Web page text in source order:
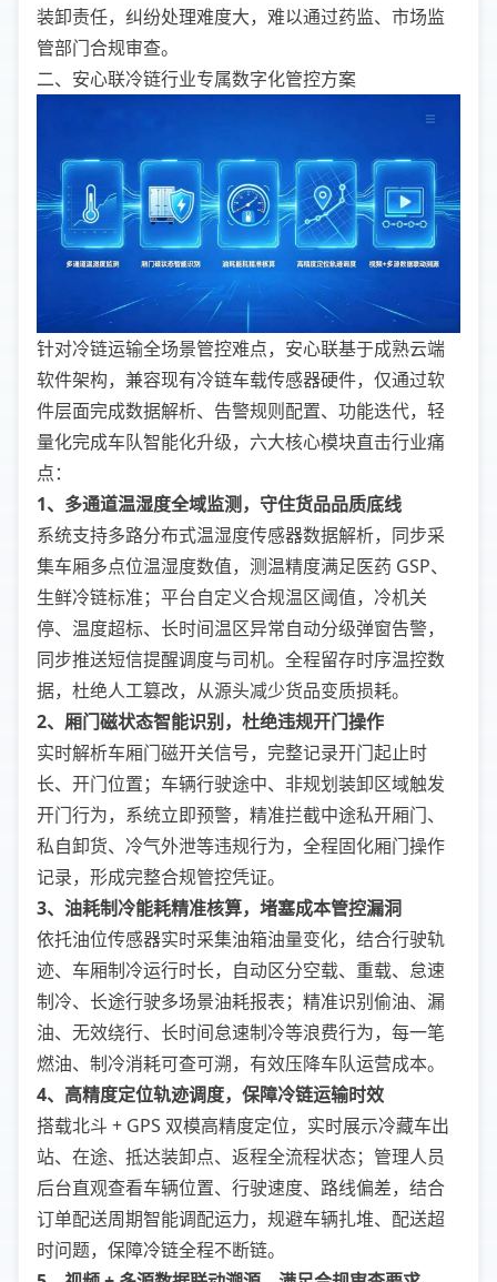
装卸责任，纠纷处理难度大，难以通过药监、市场监
管部门合规审查。
二、安心联冷链行业专属数字化管控方案
针对冷链运输全场景管控难点，安心联基于成熟云端
软件架构，兼容现有冷链车载传感器硬件，仅通过软
件层面完成数据解析、告警规则配置、功能迭代，轻
量化完成车队智能化升级，六大核心模块直击行业痛
点：
1、多通道温湿度全域监测，守住货品品质底线
系统支持多路分布式温湿度传感器数据解析，同步采
集车厢多点位温湿度数值，测温精度满足医药 GSP、
生鲜冷链标准；平台自定义合规温区阈值，冷机关
停、温度超标、长时间温区异常自动分级弹窗告警，
同步推送短信提醒调度与司机。全程留存时序温控数
据，杜绝人工篡改，从源头减少货品变质损耗。
2、厢门磁状态智能识别，杜绝违规开门操作
实时解析车厢门磁开关信号，完整记录开门起止时
长、开门位置；车辆行驶途中、非规划装卸区域触发
开门行为，系统立即预警，精准拦截中途私开厢门、
私自卸货、冷气外泄等违规行为，全程固化厢门操作
记录，形成完整合规管控凭证。
3、油耗制冷能耗精准核算，堵塞成本管控漏洞
依托油位传感器实时采集油箱油量变化，结合行驶轨
迹、车厢制冷运行时长，自动区分空载、重载、怠速
制冷、长途行驶多场景油耗报表；精准识别偷油、漏
油、无效绕行、长时间怠速制冷等浪费行为，每一笔
燃油、制冷消耗可查可溯，有效压降车队运营成本。
4、高精度定位轨迹调度，保障冷链运输时效
搭载北斗 + GPS 双模高精度定位，实时展示冷藏车出
站、在途、抵达装卸点、返程全流程状态；管理人员
后台直观查看车辆位置、行驶速度、路线偏差，结合
订单配送周期智能调配运力，规避车辆扎堆、配送超
时问题，保障冷链全程不断链。